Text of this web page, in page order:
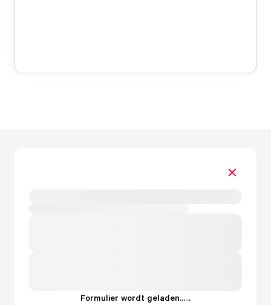
Formulier wordt geladen......